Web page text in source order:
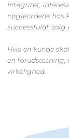
Integritet,
nøgleordene hos
successfuldt salg
Hvis en kunde
en forudsætning,
virkelighed.